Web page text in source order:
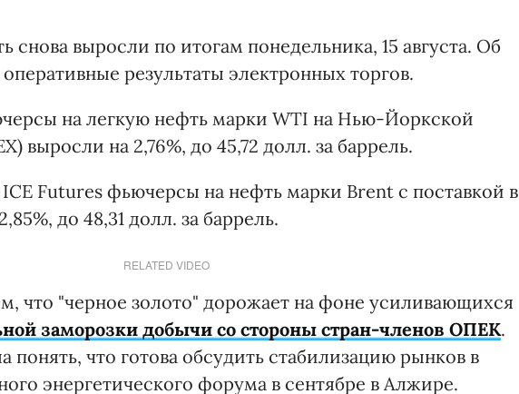
выросли по итогам понедельника, 15 августа. Об
результаты электронных торгов.
на легкую нефть марки WTI на Нью-Йоркской
выросли на 2,76%, до 45,72 долл. за баррель.
Futures фьючерсы на нефть марки Brent с поставкой в
до 48,31 долл. за баррель.
RELATED VIDEO
что "черное золото" дорожает на фоне усиливающихся
заморозки добычи со стороны стран-членов ОПЕК.
понять, что готова обсудить стабилизацию рынков в
энергетического форума в сентябре в Алжире.